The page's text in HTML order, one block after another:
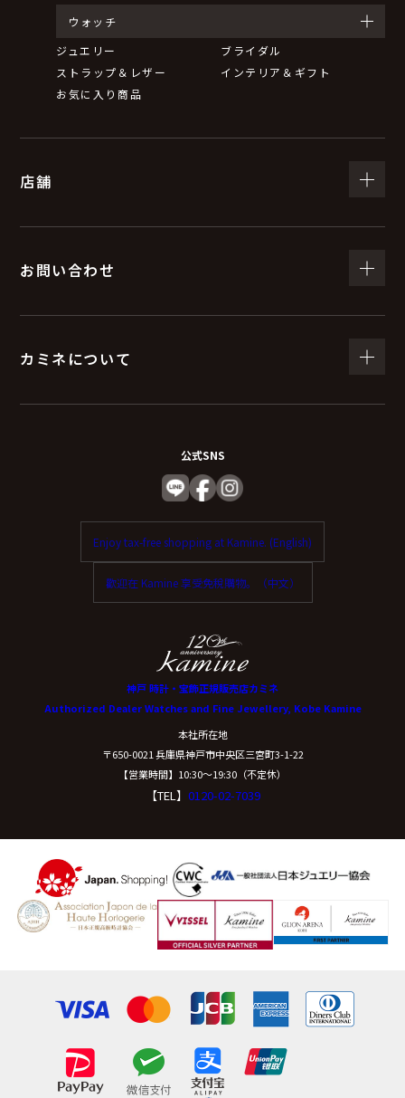
（４）個人情報の第三者提供について
取得した個人情報は、法令等による場合を除いて第三者
に提供することはありません。
（５）個人情報の取扱いの委託について
取得した個人情報の取扱いの全部又は一部を委託するこ
置にて個人情報の取扱いを行っている企業を選定し、委
果
個人情報を与えることは任意です。
は、お問い合わせ内容に回答できない可能性がありま
（７）保有個人データの開示等および問い合わ
せ窓口について
ご本人からの求めにより、当社が保有する保有個人デー
たは削除、利用停止、消去、第三者提供の停止および第
三者提供記録の開示（以下、開示等という）に応じま
開示等に応ずる窓口は、下記「当社の個人情報の取扱い
に関する苦情、相談等の問合せ先」を参照してくださ
（８）本人が容易に認識できない方法による個
クッキーやウェブビーコン等を用いるなどして、本人が
容易に認識できない方法による個人情報の取得は行って
おりません。
取得した個人情報については、漏洩、減失または毀損の
防止と是正、その他個人情報の安全管理のために必要か
つ適切な措置を講じます。
ウォッチ
ジュエリー
ブライダル
ストラップ＆レザー
インテリア＆ギフト
お気に入り商品
店舗
お問い合わせ
カミネについて
公式SNS
Enjoy tax-free shopping at Kamine. (English)
歡迎在 Kamine 享受免稅購物。（中文）
神戸 時計・宝飾正規販売店カミネ
Authorized Dealer Watches and Fine Jewellery, Kobe Kamine
本社所在地
〒650-0021 兵庫県神戸市中央区三宮町3-1-22
【営業時間】10:30〜19:30（不定休）
【TEL】 0120-02-7039